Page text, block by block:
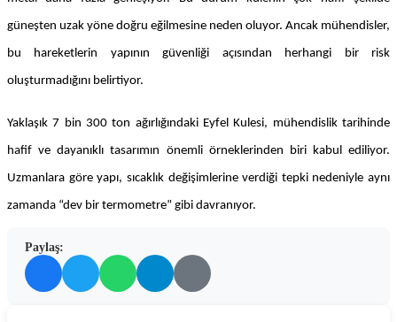
güneşten uzak yöne doğru eğilmesine neden oluyor. Ancak mühendisler,
bu hareketlerin yapının güvenliği açısından herhangi bir risk
oluşturmadığını belirtiyor.
Yaklaşık 7 bin 300 ton ağırlığındaki Eyfel Kulesi, mühendislik tarihinde
hafif ve dayanıklı tasarımın önemli örneklerinden biri kabul ediliyor.
Uzmanlara göre yapı, sıcaklık değişimlerine verdiği tepki nedeniyle aynı
zamanda “dev bir termometre” gibi davranıyor.
Paylaş: